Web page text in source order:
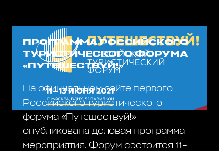
ПРОГРАММА РОССИЙСКОГО
ТУРИСТИЧЕСКОГО ФОРУМА
«ПУТЕШЕСТВУЙ!»
На официальном сайте первого
Российского туристического
форума «Путешествуй!»
опубликована деловая программа
мероприятия. Форум состоится 11–